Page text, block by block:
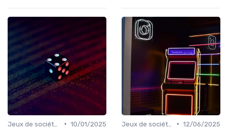
• 10/01/2025
• 12/06/2025